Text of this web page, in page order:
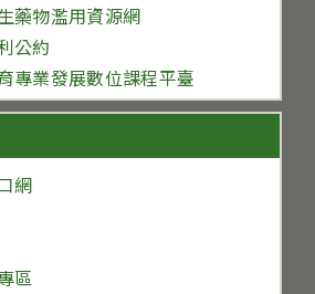
藥物濫用資源網
公約
專業發展數位課程平臺
網
區